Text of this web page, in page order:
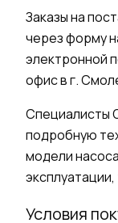
Заказы на
через форму
электронной
офис в г.
Специалисты
подробную
модели
Условия